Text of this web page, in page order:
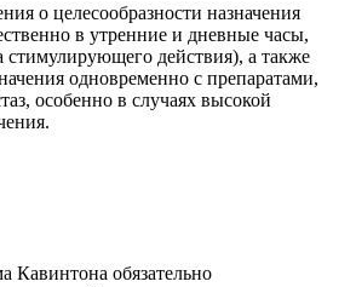
о целесообразности назначения
в утренние и дневные часы,
стимулирующего действия), а также
одновременно с препаратами,
особенно в случаях высокой
Кавинтона обязательно